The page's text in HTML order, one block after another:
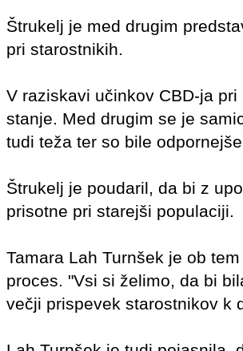
Štrukelj je med drugim
pri starostnikih.
V raziskavi učinkov CBD-ja
stanje. Med drugim se je
tudi teža ter so bile
Štrukelj je poudaril, da bi z
prisotne pri starejši populaciji.
Tamara Lah Turnšek je ob
proces. "Vsi si želimo, da bi
večji prispevek starostnikov k